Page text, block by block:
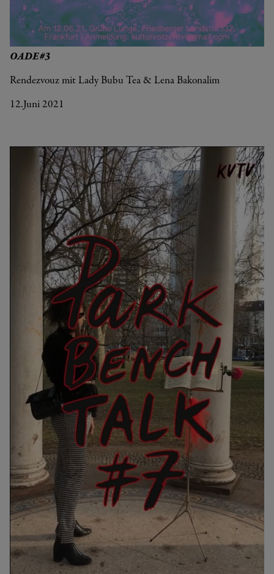
OADE#3
Rendezvouz mit Lady Bubu Tea & Lena Bakonalim
12.Juni 2021